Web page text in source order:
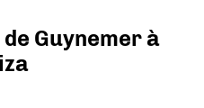
de Guynemer à